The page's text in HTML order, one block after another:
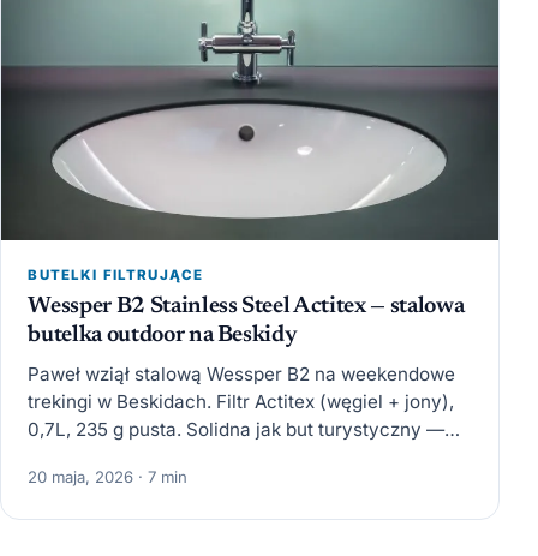
BUTELKI FILTRUJĄCE
Wessper B2 Stainless Steel Actitex — stalowa
butelka outdoor na Beskidy
Paweł wziął stalową Wessper B2 na weekendowe
trekingi w Beskidach. Filtr Actitex (węgiel + jony),
0,7L, 235 g pusta. Solidna jak but turystyczny —…
20 maja, 2026 · 7 min